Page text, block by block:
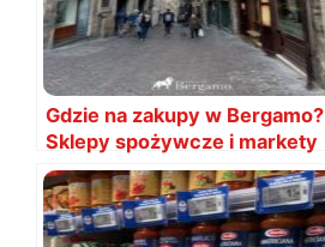
Gdzie na zakupy w Bergamo?
Sklepy spożywcze i markety
TOP